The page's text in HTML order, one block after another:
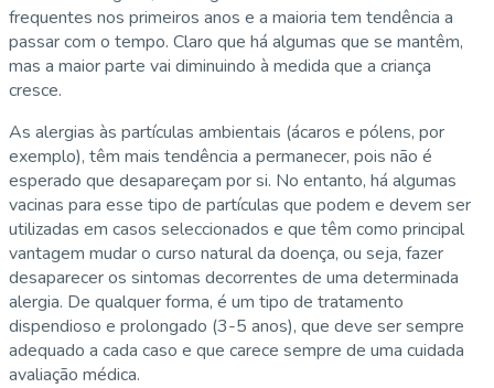
frequentes nos primeiros anos e a maioria tem tendência a
passar com o tempo. Claro que há algumas que se mantêm,
mas a maior parte vai diminuindo à medida que a criança
cresce.
As alergias às partículas ambientais (ácaros e pólens, por
exemplo), têm mais tendência a permanecer, pois não é
esperado que desapareçam por si. No entanto, há algumas
vacinas para esse tipo de partículas que podem e devem ser
utilizadas em casos seleccionados e que têm como principal
vantagem mudar o curso natural da doença, ou seja, fazer
desaparecer os sintomas decorrentes de uma determinada
alergia. De qualquer forma, é um tipo de tratamento
dispendioso e prolongado (3-5 anos), que deve ser sempre
adequado a cada caso e que carece sempre de uma cuidada
avaliação médica.